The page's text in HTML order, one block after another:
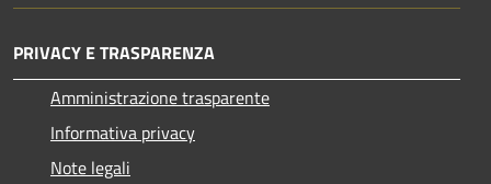
PRIVACY E TRASPARENZA
Amministrazione trasparente
Informativa privacy
Note legali